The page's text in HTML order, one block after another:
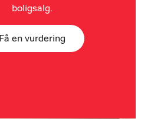
boligsalg.
Få en vurdering